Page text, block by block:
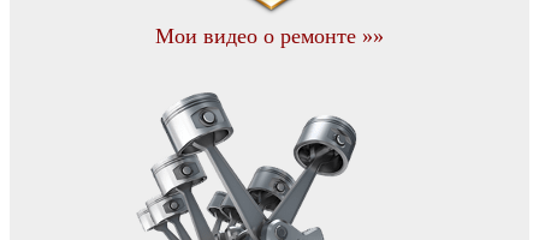
Мои видео о ремонте »»